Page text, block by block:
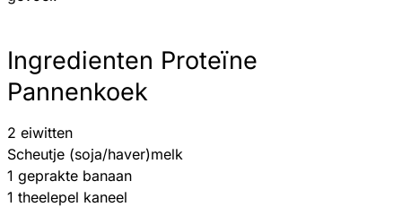
Ingredienten Proteïne
Pannenkoek
2 eiwitten
Scheutje (soja/haver)melk
1 geprakte banaan
1 theelepel kaneel